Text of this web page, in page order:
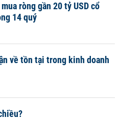
ròng gần 20 tỷ USD cổ
14 quý
về tồn tại trong kinh doanh